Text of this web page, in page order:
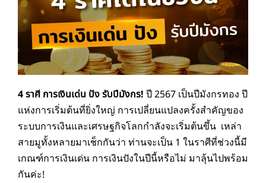
4 ราศี การเงินเด่น ปัง รับปีมังกร! ปี 2567 เป็นปีมังกรทอง ปี
แห่งการเริ่มต้นที่ยิ่งใหญ่ การเปลี่ยนแปลงครั้งสำคัญของ
ระบบการเงินและเศรษฐกิจโลกกำลังจะเริ่มต้นขึ้น เหล่า
สายมูทั้งหลายมาเช็กกันว่า ท่านจะเป็น 1 ในราศีที่ช่วงนี้มี
เกณฑ์การเงินเด่น การเงินปังในปีนี้หรือไม่ มาลุ้นไปพร้อม
กันค่ะ!